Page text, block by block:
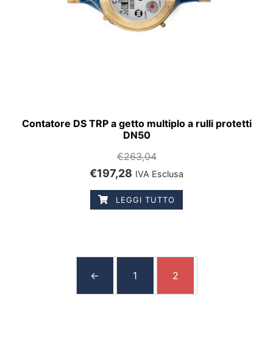
Contatore DS TRP a getto multiplo a rulli protetti
DN50
€263,04
€197,28 IVA Esclusa
LEGGI TUTTO
← 1 2